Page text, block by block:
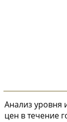
Анализ уровня
цен в течение